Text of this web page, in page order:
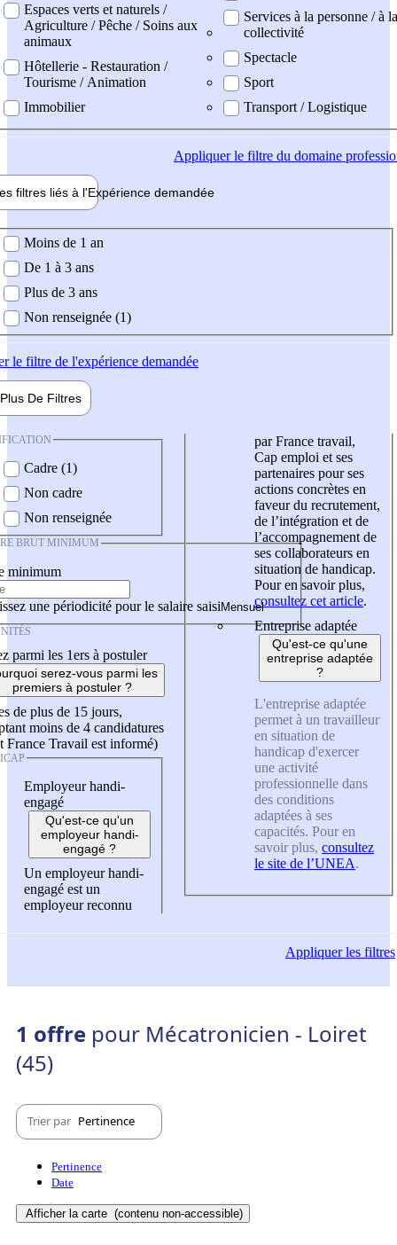
Espaces verts et naturels /
Agriculture / Pêche / Soins aux
animaux
Hôtellerie - Restauration /
Tourisme / Animation
Immobilier
Services à la personne / à la
collectivité
Spectacle
Sport
Transport / Logistique
Appliquerle filtre du domaine
filtres liés à l'Expérience demandée
demandée
Moins de 1 an
De 1 à 3 ans
Plus de 3 ans
Non renseignée (1)
le filtre de l'expérience demandée
Plus De Filtres
Cadre (1)
Non cadre
Non renseignée
BRUT MINIMUM
minimum
une périodicité pour le salaire saisi
parmi les 1ers à postuler
serez-vous parmi les
premiers à postuler ?
de plus de 15 jours,
moins de 4 candidatures
France Travail est informé)
Employeur handi-
engagé
Qu'est-ce qu'un
employeur handi-
engagé ?
Un employeur handi-
engagé est un
employeur reconnu
par France travail,
Cap emploi et ses
partenaires pour ses
actions concrètes en
faveur du recrutement,
de l’intégration et de
l’accompagnement de
ses collaborateurs en
situation de handicap.
Pour en savoir plus,
consultez cet article.
Entreprise adaptée
Qu'est-ce qu'une
entreprise adaptée
?
L'entreprise adaptée
permet à un travailleur
en situation de
handicap d'exercer
une activité
professionnelle dans
des conditions
adaptées à ses
capacités. Pour en
savoir plus, consultez
le site de l’UNEA.
Appliquerles filtres
1 offre pour Mécatronicien - Loiret
(45)
Trier par Pertinence
Pertinence
Date
Afficher la carte (contenu non-accessible)